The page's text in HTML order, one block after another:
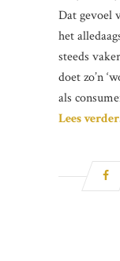
Dat gevoel
het
steeds
doet zo’n
als
Lees